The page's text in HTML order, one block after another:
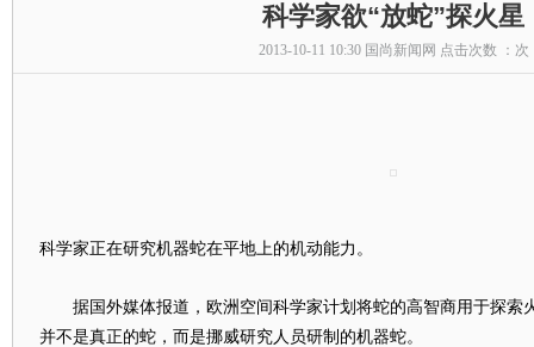
科学家欲“放蛇”探火星
2013-10-11 10:30 国尚新闻网 点击次数 ： 次
科学家正在研究机器蛇在平地上的机动能力。
据国外媒体报道，欧洲空间科学家计划将蛇的高智商用于探索
并不是真正的蛇，而是挪威研究人员研制的机器蛇。